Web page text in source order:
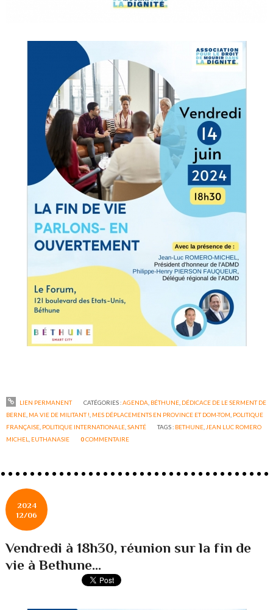
LIEN PERMANENT CATÉGORIES :AGENDA BÉTHUNE, DÉDICACE DE LE SERMENT DE
BERNE MA VIE DE MILITANT ! MES DÉPLACEMENTS EN PROVINCE ET DOM-TOM POLITIQUE
FRANÇAISE POLITIQUE INTERNATIONALE ,SANTÉ TAGS : BETHUNE JEAN LUC ROMERO
MICHEL
EUTHANASIE 0COMMENTAIRE
2024
12/06
Vendredi à 18h30, réunion sur la fin de
vie à Bethune...